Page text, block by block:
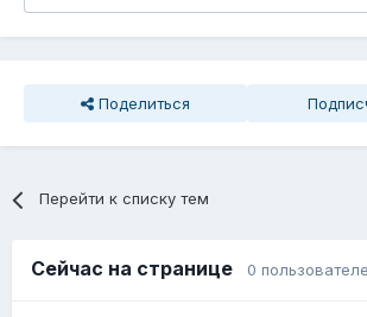
Поделиться
Перейти к списку тем
Сейчас на странице 0